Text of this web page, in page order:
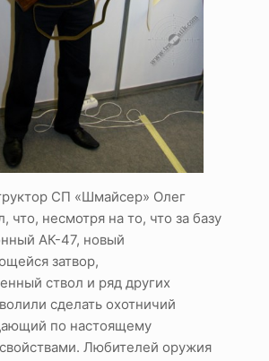
СП «Шмайсер» Олег
что, несмотря на то, что за базу
АК-47, новый
затвор,
ствол и ряд других
сделать охотничий
по настоящему
Любителей оружия